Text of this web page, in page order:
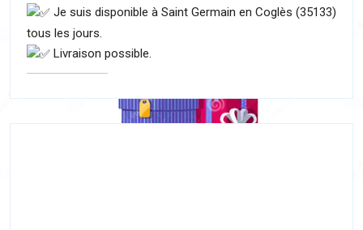
Je suis disponible à Saint Germain en Coglès (35133)
tous les jours.
Livraison possible.